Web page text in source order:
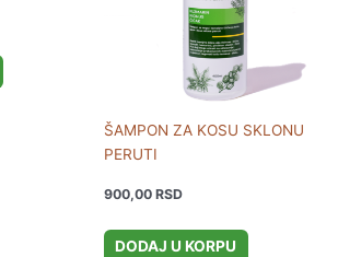
ŠAMPON ZA KOSU SKLONU
PERUTI
900,00 RSD
DODAJ U KORPU